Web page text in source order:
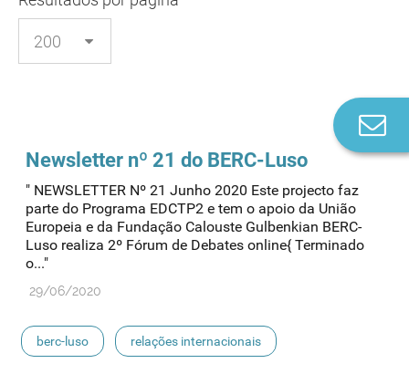
Newsletter nº 21 do BERC-Luso
" NEWSLETTER Nº 21 Junho 2020 Este projecto faz
parte do Programa EDCTP2 e tem o apoio da União
Europeia e da Fundação Calouste Gulbenkian BERC-
Luso realiza 2º Fórum de Debates online{ Terminado
o..."
29/06/2020
berc-luso relações internacionais